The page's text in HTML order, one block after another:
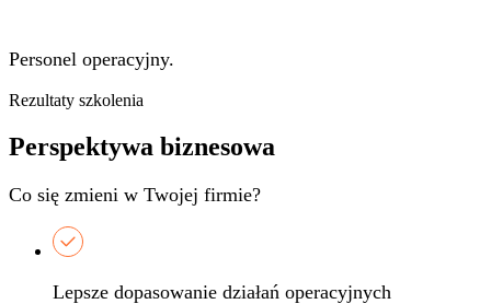
Personel operacyjny.
Rezultaty szkolenia
Perspektywa biznesowa
Co się zmieni w Twojej firmie?
Lepsze dopasowanie działań operacyjnych